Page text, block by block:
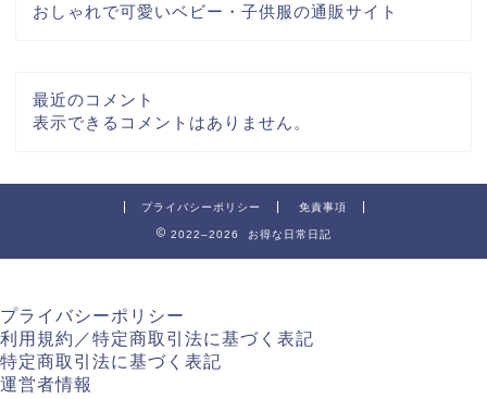
おしゃれで可愛いベビー・子供服の通販サイト
最近のコメント
表示できるコメントはありません。
プライバシーポリシー 免責事項
2022–2026 お得な日常日記
プライバシーポリシー
利用規約／特定商取引法に基づく表記
特定商取引法に基づく表記
運営者情報